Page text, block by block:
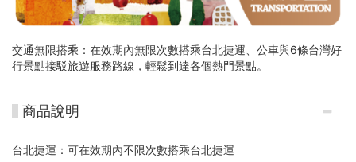
交通無限搭乘：在效期內無限次數搭乘台北捷運、公車與6條台灣好
行景點接駁旅遊服務路線，輕鬆到達各個熱門景點。
商品說明
台北捷運：可在效期內不限次數搭乘台北捷運